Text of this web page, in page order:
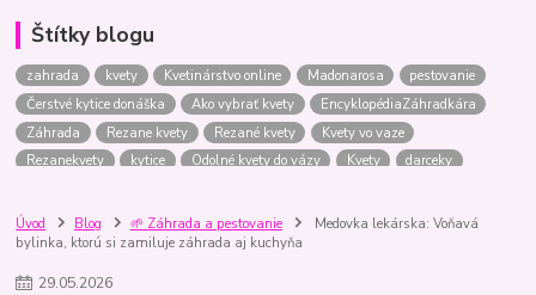
Štítky blogu
zahrada kvety Kvetinárstvo online Madonarosa
pestovanie
Čerstvé kytice donáška
Ako vybrať kvety
EncyklopédiaZáhradkára
Záhrada
Rezane kvety Rezané kvety
Kvety vo vaze
Rezanekvety
kytice Odolné kvety do vázy Kvety
darceky
Kytica
Pôda Odolné kvety balkony bylinky
rastliny
Kytica pre muža
izboverastliny letnicky
Anonymna donaska kvetov
Úvod Blog 🌱 Záhrada a pestovanie
Medovka lekárska: Voňavá
bylinka, ktorú si zamiluje záhrada aj kuchyňa
29.05.2026